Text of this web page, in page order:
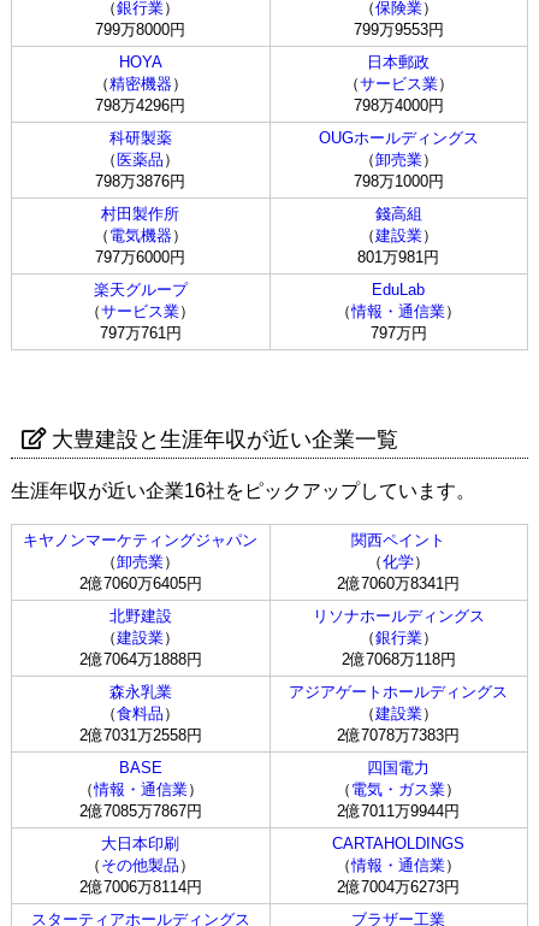
（銀行業）
799万8000円
（保険業）
799万9553円
HOYA
（精密機器）
798万4296円
日本郵政
（サービス業）
798万4000円
科研製薬
（ 医薬品 ）
798万3876円
OUGホールディングス
（卸売業）
798万1000円
村田製作所
（ 電気機器）
797万6000円
錢高組
（建設業）
801万981円
楽天グループ
（サービス業）
797万761円
EduLab
（情報・通信業）
797万円
大豊建設と生涯年収が近い企業一覧
生涯年収が近い企業16社をピックアップしています。
キヤノンマーケティングジャパン
（卸売業）
2億7060万6405円
関西ペイント
（化学）
2億7060万8341円
北野建設
（建設業）
2億7064万1888円
リソナホールディングス
（銀行業）
2億7068万118円
森永乳業
（食料品 ）
2億7031万2558円
アジアゲートホールディングス
（建設業）
2億7078万7383円
BASE
（情報・通信業）
2億7085万7867円
四国電力
（ 電気・ガス業）
2億7011万9944円
大日本印刷
（ その他製品 ）
2億7006万8114円
CARTAHOLDINGS
（情報・通信業）
2億7004万6273円
スターティアホールディングス
ブラザー工業